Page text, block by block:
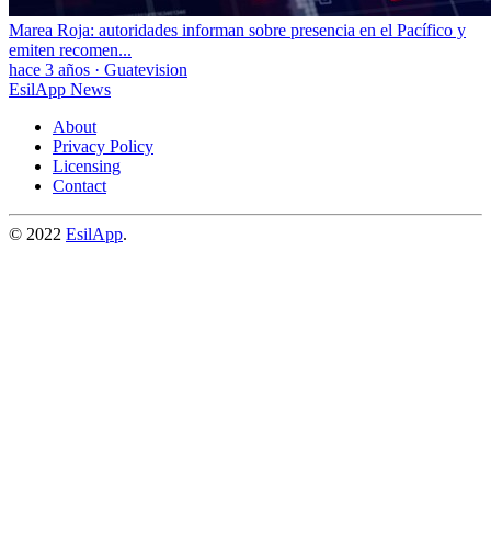
Marea Roja: autoridades informan sobre presencia en el Pacífico y
emiten recomen...
hace 3 años · Guatevision
EsilApp News
About
Privacy Policy
Licensing
Contact
© 2022 EsilApp.